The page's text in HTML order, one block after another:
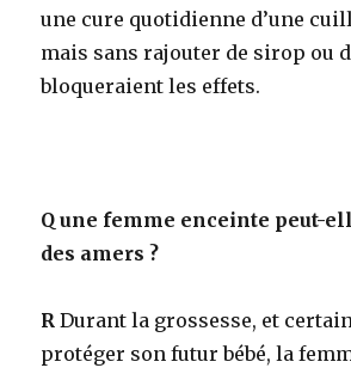
une cure quotidienne d’une
mais sans rajouter de sirop ou
bloqueraient les effets.
Qune femme enceinte peut-
des amers ?
R Durant la grossesse, et
protéger son futur bébé, la